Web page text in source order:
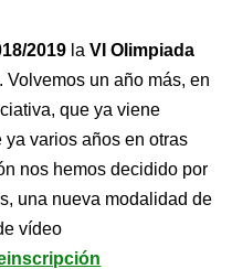
2019 laVI Olimpiada
. Volvemos un año más, en
que ya viene
varios años en otras
nos hemos decidido por
una nueva modalidad de
vídeo